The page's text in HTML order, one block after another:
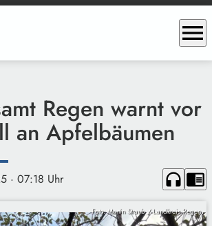
menu
Regen warnt vor
an Apfelbäumen
· 07:18 Uhr headphones chrome_reader_mode
Foto: Martin Straub / Landkreis Regen